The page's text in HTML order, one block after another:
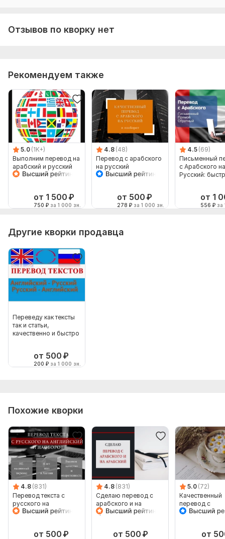
Отзывов по кворку нет
Рекомендуем также
5.0 (1K+)
Выполним перевод на
арабский и русский
язык от носителей
от 1 500 ₽
750 ₽ за 1 000 зн.
4.8 (48)
Перевод с арабского
на русский
от 500 ₽
278 ₽ за 1 000 зн.
4.5 (69)
Письменный
с Арабского на
Русский:
от 1
556 ₽ за
Другие кворки продавца
Переведу как тексты
так и статьи,
качественно и быстро
от 500 ₽
200 ₽ за 1 000 зн.
Похожие кворки
4.8 (831)
Перевод текста с
русского на
английский и
от 500 ₽
4.8 (831)
Сделаю перевод с
арабского и на
арабский
от 500 ₽
5.0 (72)
Качественный
перевод с
английского на
от